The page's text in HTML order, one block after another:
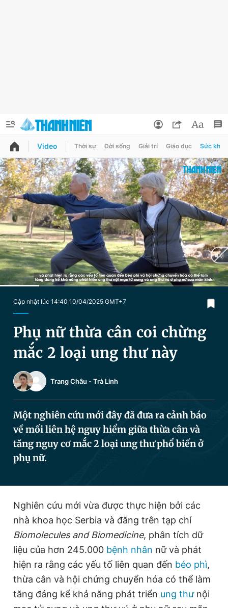
QUẢNG CÁO
Chuyên mục
Chuyên mục khác
Chào ngày mới Tin 24h
Video Magazine
Tiện ích Bạn cần biết
Thông tin tòa soạn Liên hệ quảng cáo
Theo dõi báo trên
Hotline
0906 645 777
Liên hệ quảng cáo
0908 780 404
Thông tin tài khoản
Đổi mật khẩu
Tin đã lưu
Tin đã xem
Đăng xuất
Video Thời sự Đời sống Giải trí Giáo dục Sức khỏe
Cập nhật lúc 14:40 10/04/2025 GMT+7
Phụ nữ thừa cân coi chừng
mắc 2 loại ung thư này
Trang Châu -Trà Linh
Một nghiên cứu mới đây đã đưa ra cảnh báo
về mối liên hệ nguy hiểm giữa thừa cân và
tăng nguy cơ mắc 2 loại ung thư phổ biến ở
phụ nữ.
Nghiên cứu mới vừa được thực hiện bởi các
nhà khoa học Serbia và đăng trên tạp chí
Biomolecules and Biomedicine, phân tích dữ
liệu của hơn 245.000 bệnh nhân nữ và phát
hiện ra rằng các yếu tố liên quan đến béo phì,
thừa cân và hội chứng chuyển hóa có thể làm
tăng đáng kể khả năng phát triển ung thưnội